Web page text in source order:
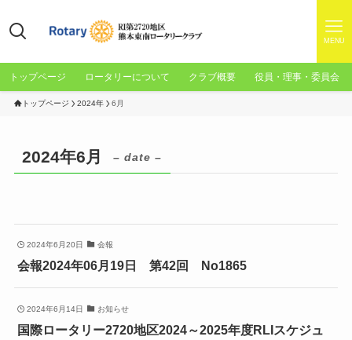
MENU
トップページ ロータリーについて クラブ概要 役員・理事・委員会
トップページ 2024年 6月
2024年6月 – date –
2024年6月20日 会報
会報2024年06月19日 第42回 No1865
2024年6月14日 お知らせ
国際ロータリー2720地区2024～2025年度RLIスケジュ